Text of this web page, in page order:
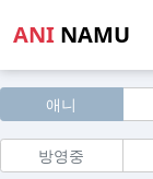
ANI NAMU
애니
방영중